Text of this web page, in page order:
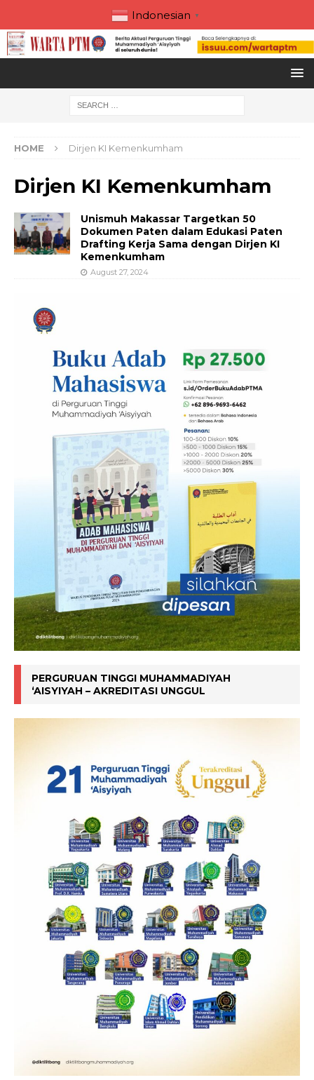
Indonesian ▼
HOME Dirjen KI Kemenkumham
Dirjen KI Kemenkumham
Unismuh Makassar Targetkan 50
Dokumen Paten dalam Edukasi Paten
Drafting Kerja Sama dengan Dirjen KI
Kemenkumham
August 27, 2024
PERGURUAN TINGGI MUHAMMADIYAH
‘AISYIYAH – AKREDITASI UNGGUL